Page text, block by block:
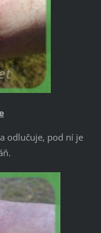
odlučuje, pod ní je